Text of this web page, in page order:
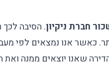
חברת ניקיון. הסיבה
כאשר אנו נמצאים לפי
שאנו יוצאים ממנה ואת